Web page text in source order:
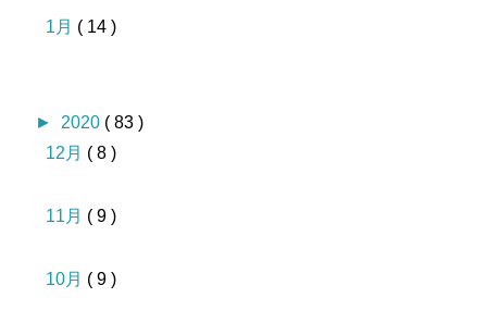
1月 ( 14 )
► 2020 ( 83 )
12月 ( 8 )
11月 ( 9 )
10月 ( 9 )